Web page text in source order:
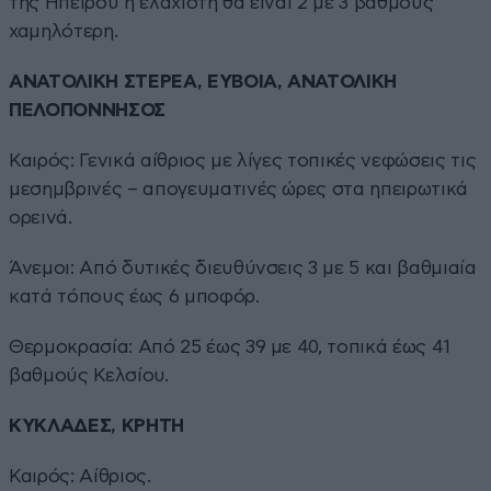
χαμηλότερη.
ΑΝΑΤΟΛΙΚΗ ΣΤΕΡΕΑ, ΕΥΒΟΙΑ, ΑΝΑΤΟΛΙΚΗ
ΠΕΛΟΠΟΝΝΗΣΟΣ
Καιρός: Γενικά αίθριος με λίγες τοπικές νεφώσεις τις
μεσημβρινές – απογευματινές ώρες στα ηπειρωτικά
ορεινά.
Άνεμοι: Από δυτικές διευθύνσεις 3 με 5 και βαθμιαία
κατά τόπους έως 6 μποφόρ.
Θερμοκρασία: Από 25 έως 39 με 40, τοπικά έως 41
βαθμούς Κελσίου.
ΚΥΚΛΑΔΕΣ, ΚΡΗΤΗ
Καιρός: Αίθριος.